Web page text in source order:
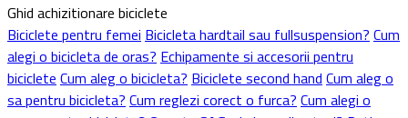
Ghid achizitionare biciclete
Biciclete pentru femei Bicicleta hardtail sau fullsuspension? Cum
alegi o bicicleta de oras? Echipamente si accesorii pentru
biciclete Cum aleg o bicicleta? Biciclete second hand Cum aleg o
sa pentru bicicleta? Cum reglezi corect o furca? Cum alegi o